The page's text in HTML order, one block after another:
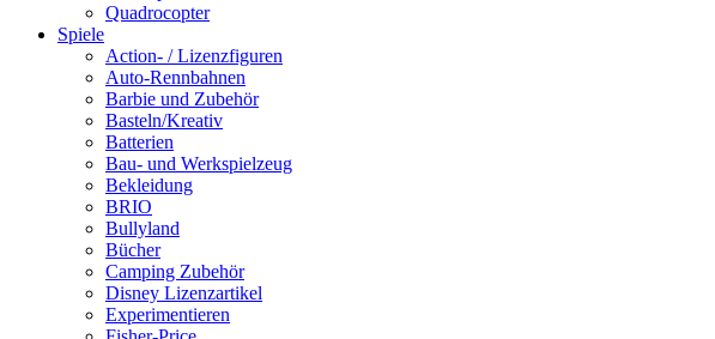
Quadrocopter
Spiele
Action- / Lizenzfiguren
Auto-Rennbahnen
Barbie und Zubehör
Basteln/Kreativ
Batterien
Bau- und Werkspielzeug
Bekleidung
BRIO
Bullyland
Bücher
Camping Zubehör
Disney Lizenzartikel
Experimentieren